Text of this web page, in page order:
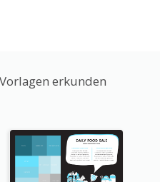
erkunden